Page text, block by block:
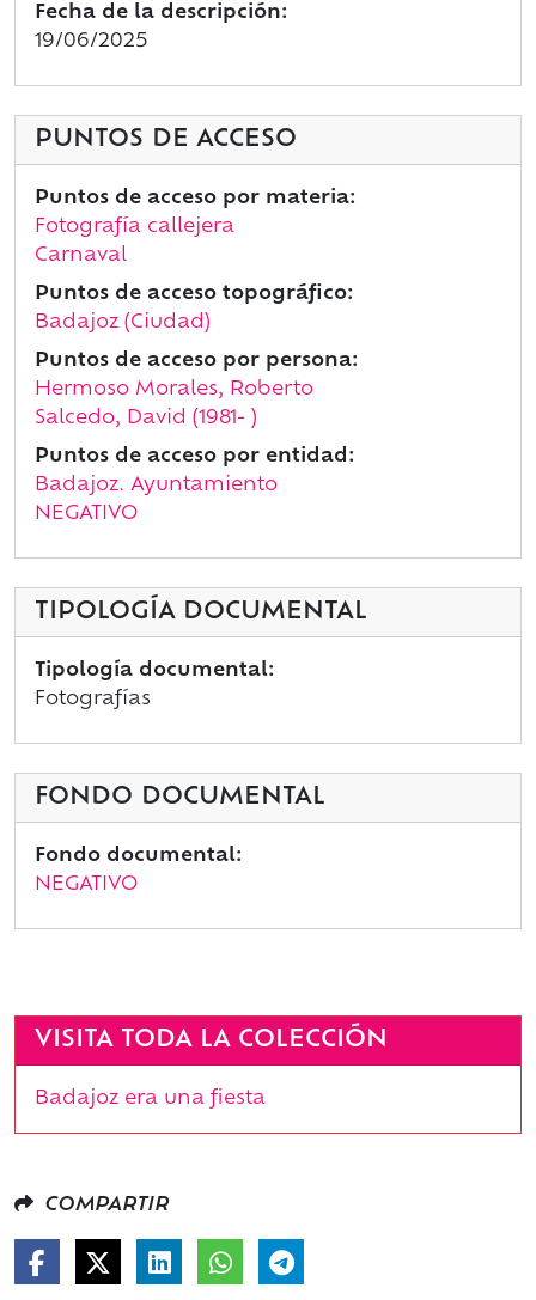
Fecha de la descripción:
19/06/2025
PUNTOS DE ACCESO
Puntos de acceso por materia:
Fotografía callejera
Carnaval
Puntos de acceso topográfico:
Badajoz (Ciudad)
Puntos de acceso por persona:
Hermoso Morales, Roberto
Salcedo, David (1981- )
Puntos de acceso por entidad:
Badajoz. Ayuntamiento
NEGATIVO
TIPOLOGÍA DOCUMENTAL
Tipología documental:
Fotografías
FONDO DOCUMENTAL
Fondo documental:
NEGATIVO
VISITA TODA LA COLECCIÓN
Badajoz era una fiesta
COMPARTIR